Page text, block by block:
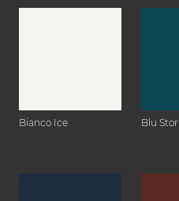
Bianco Ice Blu